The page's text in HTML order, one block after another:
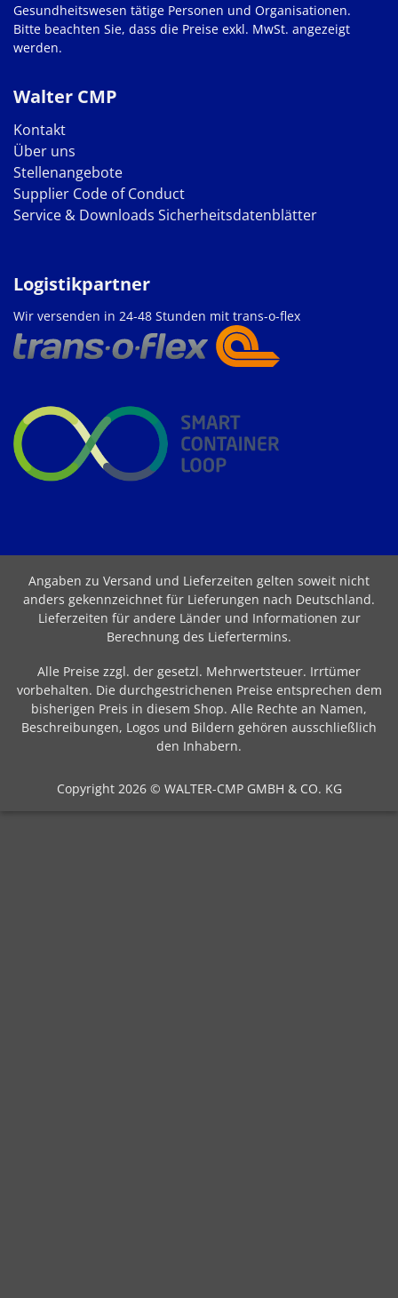
Walter CMP
Kontakt
Über uns
Stellenangebote
Supplier Code of Conduct
Service & Downloads Sicherheitsdatenblätter
Gesundheitswesen tätige Personen und Organisationen.
Bitte beachten Sie, dass die Preise exkl. MwSt. angezeigt
werden.
Logistikpartner
Wir versenden in 24-48 Stunden mit trans-o-flex
Angaben zu Versand und Lieferzeiten gelten soweit nicht
anders gekennzeichnet für Lieferungen nach Deutschland.
Lieferzeiten für andere Länder und Informationen zur
Berechnung des Liefertermins.
Alle Preise zzgl. der gesetzl. Mehrwertsteuer. Irrtümer
vorbehalten. Die durchgestrichenen Preise entsprechen dem
bisherigen Preis in diesem Shop. Alle Rechte an Namen,
Beschreibungen, Logos und Bildern gehören ausschließlich
den Inhabern.
Copyright 2026 © WALTER-CMP GMBH & CO. KG